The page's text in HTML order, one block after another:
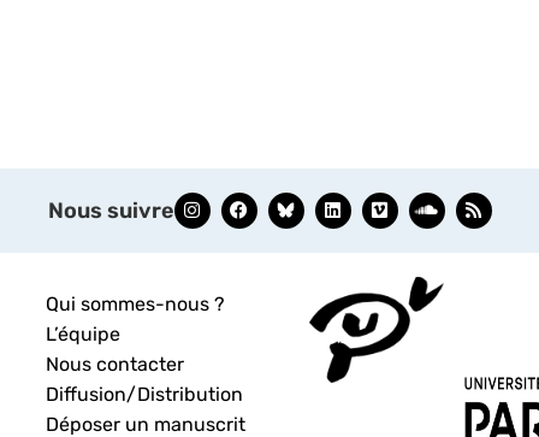
Nous suivre
Qui sommes-nous ?
L’équipe
Nous contacter
Diffusion/Distribution
Déposer un manuscrit